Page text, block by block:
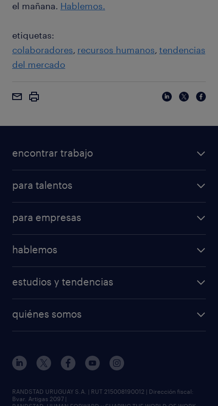
el mañana. Hablemos.
etiquetas:
colaboradores recursos humanos tendencias
del mercado
encontrar trabajo
para talentos
para empresas
hablemos
estudios y tendencias
quiénes somos
RANDSTAD URUGUAY S.A. | RUT 215008190012 | Dirección fiscal:
Bvar. Artigas 2097 |